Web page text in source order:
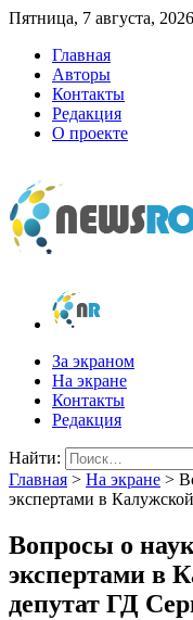
Пятница, 7 августа, 2026
Главная
Авторы
Контакты
Редакция
О проекте
newsroom.su
Новости о новостях
За экраном
На экране
Контакты
Редакция
Найти:
Главная > На экране >
экспертами в
Вопросы о
экспертами в
депутат ГД